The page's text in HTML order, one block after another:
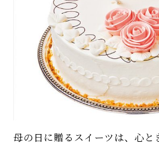
母の日に贈るスイーツは、心と